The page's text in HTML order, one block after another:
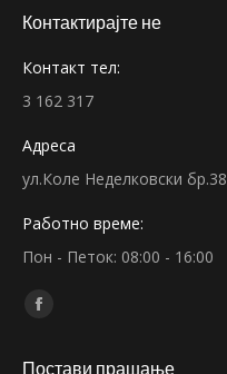
Контактирајте не
Контакт тел:
3 162 317
Адреса
ул.Коле Неделковски бр.38
Работно време:
Пон - Петок: 08:00 - 16:00
Find us on:
Facebook
Постави прашање